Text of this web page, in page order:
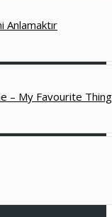
Anlamaktır
– My Favourite